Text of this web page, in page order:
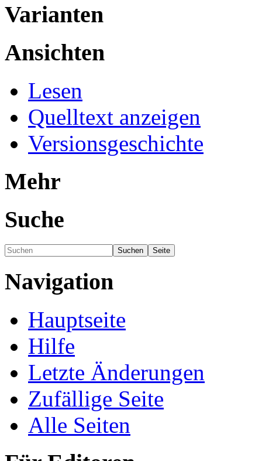
Varianten
Ansichten
Lesen
Quelltext anzeigen
Versionsgeschichte
Mehr
Suche
Navigation
Hauptseite
Hilfe
Letzte Änderungen
Zufällige Seite
Alle Seiten